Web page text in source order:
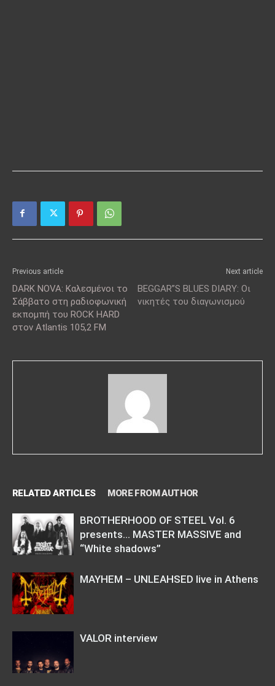
Previous article
DARK NOVA: Καλεσμένοι το
Σάββατο στη ραδιοφωνική
εκπομπή του ROCK HARD
στον Atlantis 105,2 FM
Next article
BEGGAR”S BLUES DIARY: Οι
νικητές του διαγωνισμού
RELATED ARTICLES MORE FROM AUTHOR
BROTHERHOOD OF STEEL Vol. 6
presents… MASTER MASSIVE and
“White shadows”
MAYHEM – UNLEAHSED live in Athens
VALOR interview